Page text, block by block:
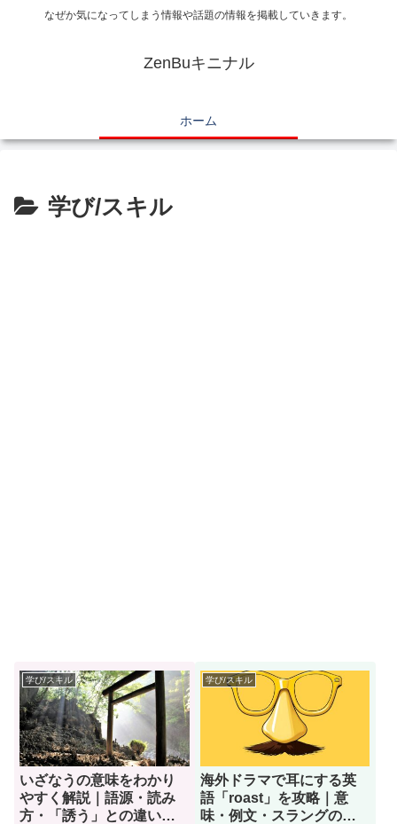
なぜか気になってしまう情報や話題の情報を掲載していきます。
ZenBuキニナル
ホーム
学び/スキル
学び/スキル
いざなうの意味をわかり
やすく解説｜語源・読み
方・「誘う」との違いと
学び/スキル
海外ドラマで耳にする英
語「roast」を攻略｜意
味・例文・スラングの種